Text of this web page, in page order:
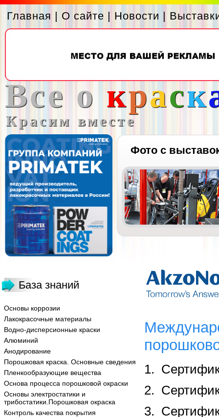
Главная | О сайте | Новости |
Все о краск
Красим вместе
Фото с
База знаний
Основы коррозии
Лакокрасочные материалы
Водно-дисперсионные краски
Алюминий
Анодирование
Порошковая краска. Основные сведения
Пленкообразующие вещества
Основа процесса порошковой окраски
Основы электростатики и
трибостатики.Порошковая окраска
Контроль качества покрытия
1.
2.
3.